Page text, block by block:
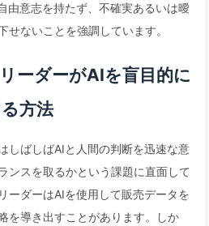
由意志を持たず、不確実あるいは曖
せないことを強調しています。
ーダーがAIを盲目的に
方法
しばしばAIと人間の判断を迅速な意
ンスを取るかという課題に直面して
ーダーはAIを使用して販売データを
を導き出すことがあります。しか